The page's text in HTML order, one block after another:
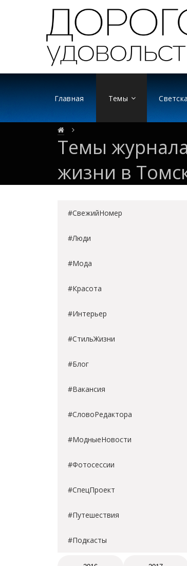
Главная Темы
Темы
жизни в
#СвежийНомер
#Люди
#Мода
#Красота
#Интерьер
#СтильЖизни
#Блог
#Вакансия
#СловоРедактора
#МодныеНовости
#Фотосессии
#СпецПроект
#Путешествия
#Подкасты